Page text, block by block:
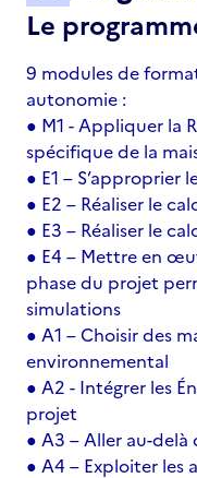
Le
9 modules de
autonomie :
● M1 - Appliquer la
spécifique de la
● E1 – S’approprier
● E2 – Réaliser le
● E3 – Réaliser le
● E4 – Mettre en
phase du projet
simulations
● A1 – Choisir des
environnemental
● A2 - Intégrer les
projet
● A3 – Aller au-delà
● A4 – Exploiter les